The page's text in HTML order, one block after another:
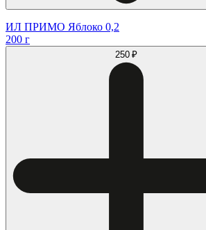
ИЛ ПРИМО Яблоко 0,2
200 г
250 ₽